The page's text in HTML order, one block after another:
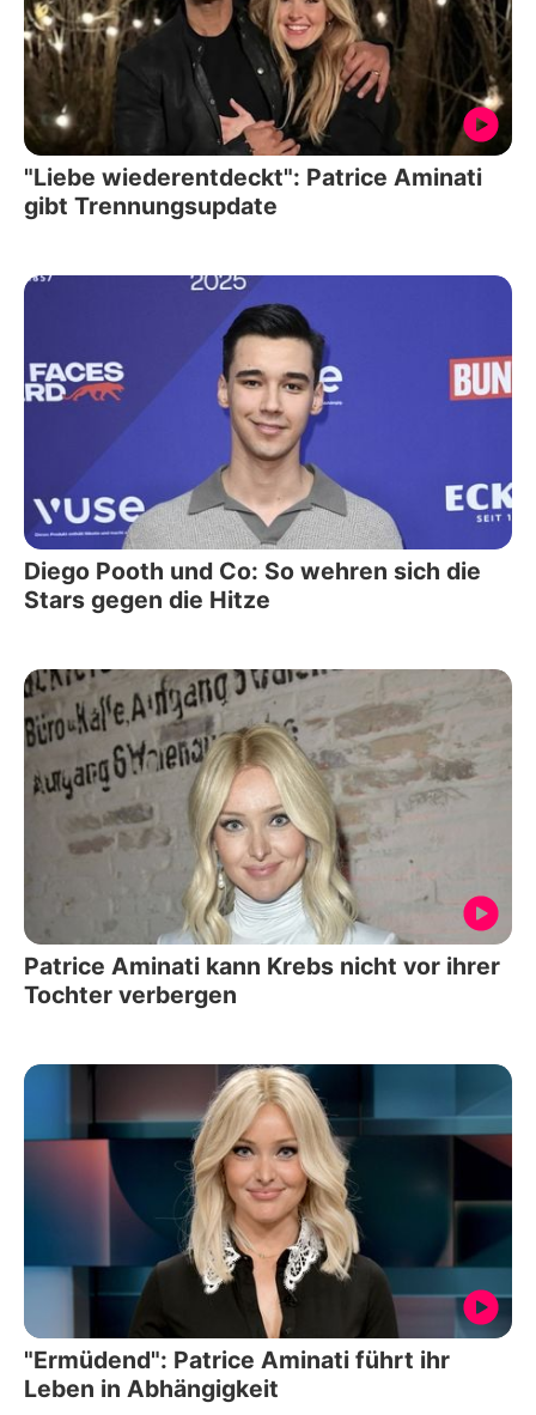
"Liebe wiederentdeckt": Patrice Aminati
gibt Trennungsupdate
Diego Pooth und Co: So wehren sich die
Stars gegen die Hitze
Patrice Aminati kann Krebs nicht vor ihrer
Tochter verbergen
"Ermüdend": Patrice Aminati führt ihr
Leben in Abhängigkeit